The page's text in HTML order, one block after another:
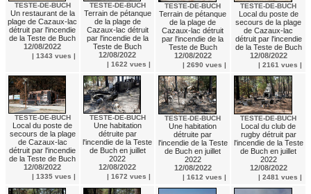
TESTE-DE-BUCH
Un restaurant de la
plage de Cazaux-lac
détruit par l'incendie
de la Teste de Buch
12/08/2022
| 1343 vues |
TESTE-DE-BUCH
Terrain de pétanque
de la plage de
Cazaux-lac détruit
par l'incendie de la
Teste de Buch
12/08/2022
| 1622 vues |
TESTE-DE-BUCH
Terrain de pétanque
de la plage de
Cazaux-lac détruit
par l'incendie de la
Teste de Buch
12/08/2022
| 2690 vues |
TESTE-DE-BUCH
Local du poste de
secours de la plage
de Cazaux-lac
détruit par l'incendie
de la Teste de Buch
12/08/2022
| 2161 vues |
TESTE-DE-BUCH
Local du poste de
secours de la plage
de Cazaux-lac
détruit par l'incendie
de la Teste de Buch
12/08/2022
| 1335 vues |
TESTE-DE-BUCH
Une habitation
détruite par
l'incendie de la Teste
de Buch en juillet
2022
12/08/2022
| 1672 vues |
TESTE-DE-BUCH
Une habitation
détruite par
l'incendie de la Teste
de Buch en juillet
2022
12/08/2022
| 1612 vues |
TESTE-DE-BUCH
Local du club de
rugby détruit par
l'incendie de la Teste
de Buch en juillet
2022
12/08/2022
| 2481 vues |